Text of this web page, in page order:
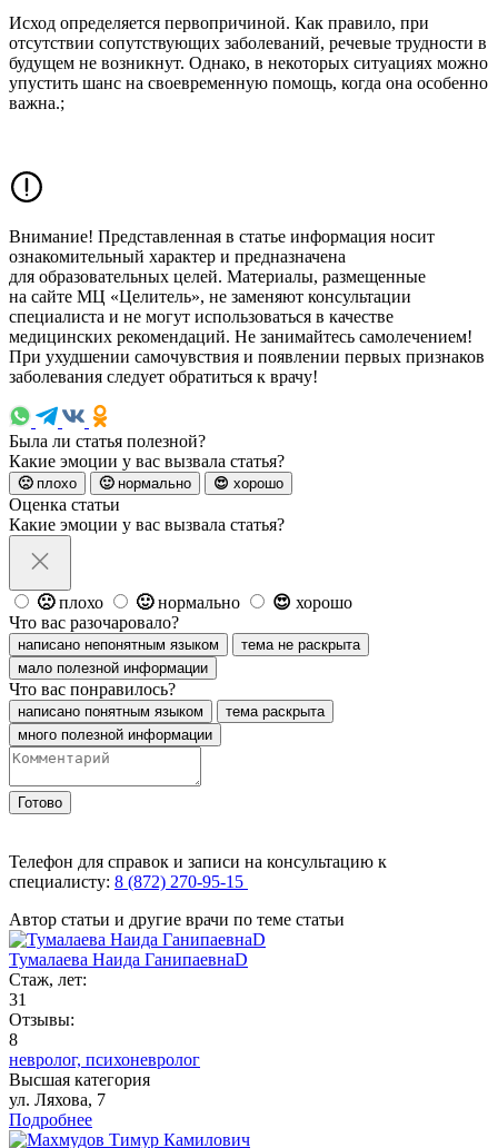
Исход определяется первопричиной. Как правило, при
отсутствии сопутствующих заболеваний, речевые трудности в
будущем не возникнут. Однако, в некоторых ситуациях можно
упустить шанс на своевременную помощь, когда она особенно
важна.;
Внимание! Представленная в статье информация носит
ознакомительный характер и предназначена
для образовательных целей. Материалы, размещенные
на сайте МЦ «Целитель», не заменяют консультации
специалиста и не могут использоваться в качестве
медицинских рекомендаций. Не занимайтесь самолечением!
При ухудшении самочувствия и появлении первых признаков
заболевания следует обратиться к врачу!
Была ли статья полезной?
Какие эмоции у вас вызвала статья?
🙁 плохо 🙂 нормально 😍 хорошо
Оценка статьи
Какие эмоции у вас вызвала статья?
🙁 плохо 🙂 нормально 😍 хорошо
Что вас разочаровало?
написано непонятным языком
тема не раскрыта
мало полезной информации
Что вас понравилось?
написано понятным языком
тема раскрыта
много полезной информации
Готово
Телефон для справок и записи на консультацию к
специалисту: 8 (872) 270-95-15
Автор статьи и другие врачи по теме статьи
Тумалаева Наида ГанипаевнаD
Стаж, лет:
31
Отзывы:
8
невролог, психоневролог
Высшая категория
ул. Ляхова, 7
Подробнее